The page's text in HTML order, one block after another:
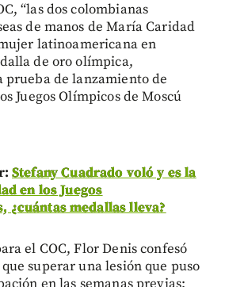
“las dos colombianas
de manos de María Caridad
latinoamericana en
de oro olímpica,
prueba de lanzamiento de
Juegos Olímpicos de Moscú
Stefany Cuadrado voló y es la
en los Juegos
¿cuántas medallas lleva?
el COC, Flor Denis confesó
superar una lesión que puso